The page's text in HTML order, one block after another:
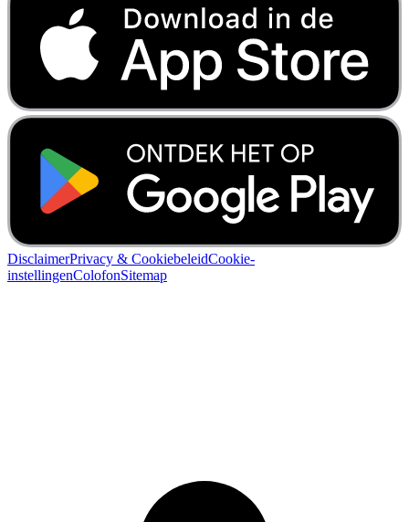
DisclaimerPrivacy & CookiebeleidCookie-
instellingenColofonSitemap